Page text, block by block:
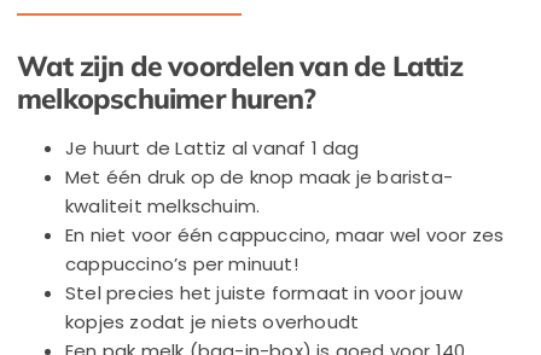
Wat zijn de voordelen van de Lattiz
melkopschuimer huren?
Je huurt de Lattiz al vanaf 1 dag
Met één druk op de knop maak je barista-
kwaliteit melkschuim.
En niet voor één cappuccino, maar wel voor zes
cappuccino’s per minuut!
Stel precies het juiste formaat in voor jouw
kopjes zodat je niets overhoudt